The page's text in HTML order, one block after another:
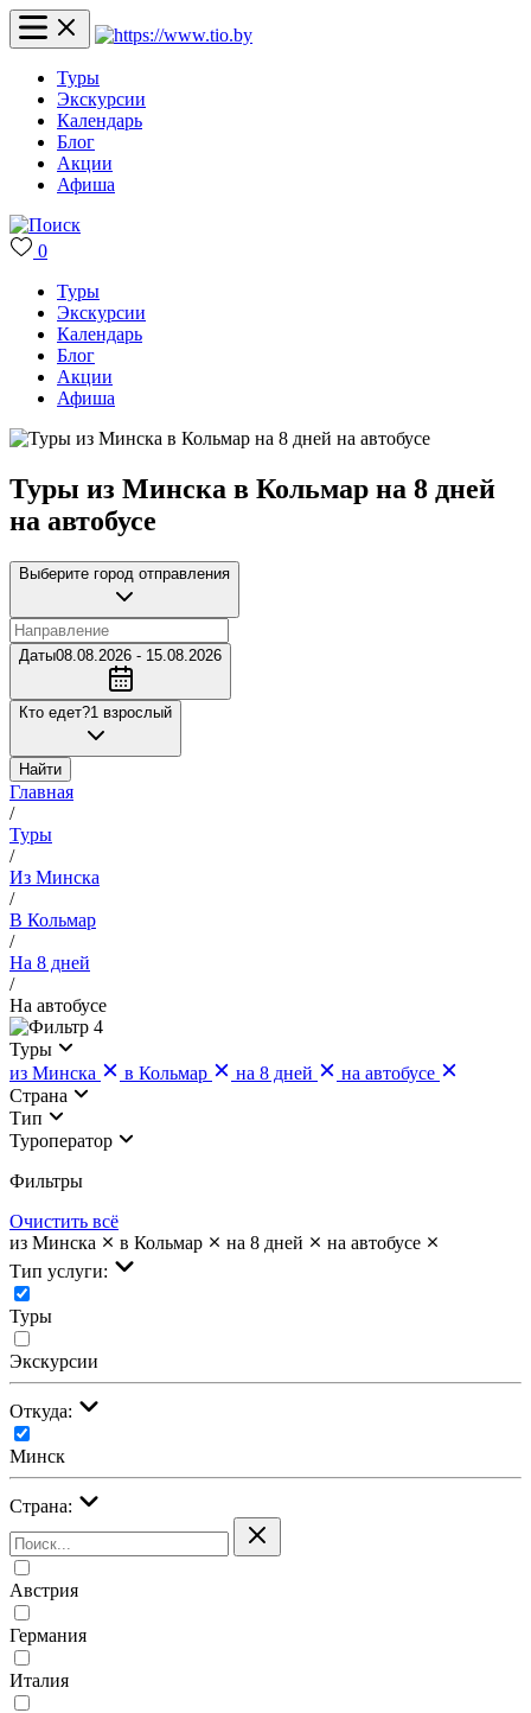
Туры
Экскурсии
Календарь
Блог
Акции
Афиша
0
Туры
Экскурсии
Календарь
Блог
Акции
Афиша
Туры из Минска в Кольмар на 8 дней
на автобусе
Выберите город отправления
Даты08.08.2026 - 15.08.2026
Кто едет?1 взрослый
Найти
Главная
/
Туры
/
Из Минска
/
В Кольмар
/
На 8 дней
/
На автобусе
4
Туры
из Минска
в Кольмар на 8 дней
на автобусе
Страна
Тип
Туроператор
Фильтры
Очистить всё
из Минска
в Кольмар на 8 дней
на автобусе
Тип услуги:
Туры
Экскурсии
Откуда:
Минск
Страна:
Австрия
Германия
Италия